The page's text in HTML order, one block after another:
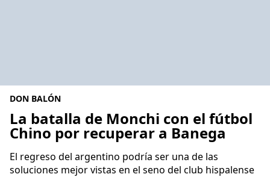
DON BALÓN
La batalla de Monchi con el fútbol
Chino por recuperar a Banega
El regreso del argentino podría ser una de las
soluciones mejor vistas en el seno del club hispalense